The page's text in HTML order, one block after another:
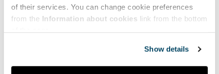
of their services. You can change cookie preferences
from the Information about cookies link from the bottom
Show details
Huhtikuu 2020
Helmikuu 2020